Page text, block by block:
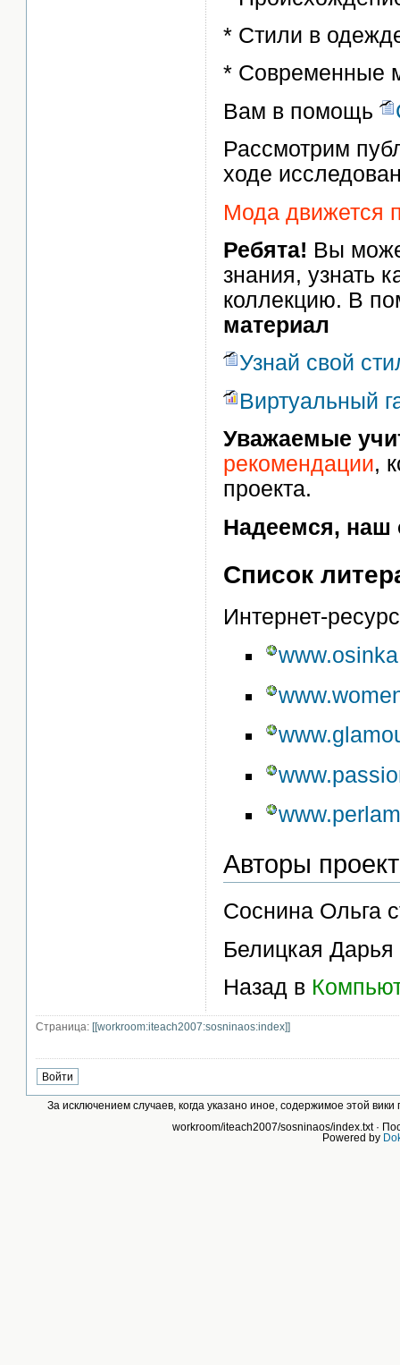
* Стили в
* Современные
Вам в помощь
Рассмотрим
ходе
Мода движется
Ребята! Вы
знания, узнать
коллекцию. В
материал
Узнай свой
Виртуальный
Уважаемые
рекомендации,
проекта.
Надеемся, наш
Список
Интернет-
Авторы
Соснина Ольга
Белицкая
Назад в
Страница: [[workroom:iteach2007:sosninaos:index]]
За исключением случаев, когда указано иное, содержимое этой
workroom/iteach2007/sosninaos/index.txt·
Powered by